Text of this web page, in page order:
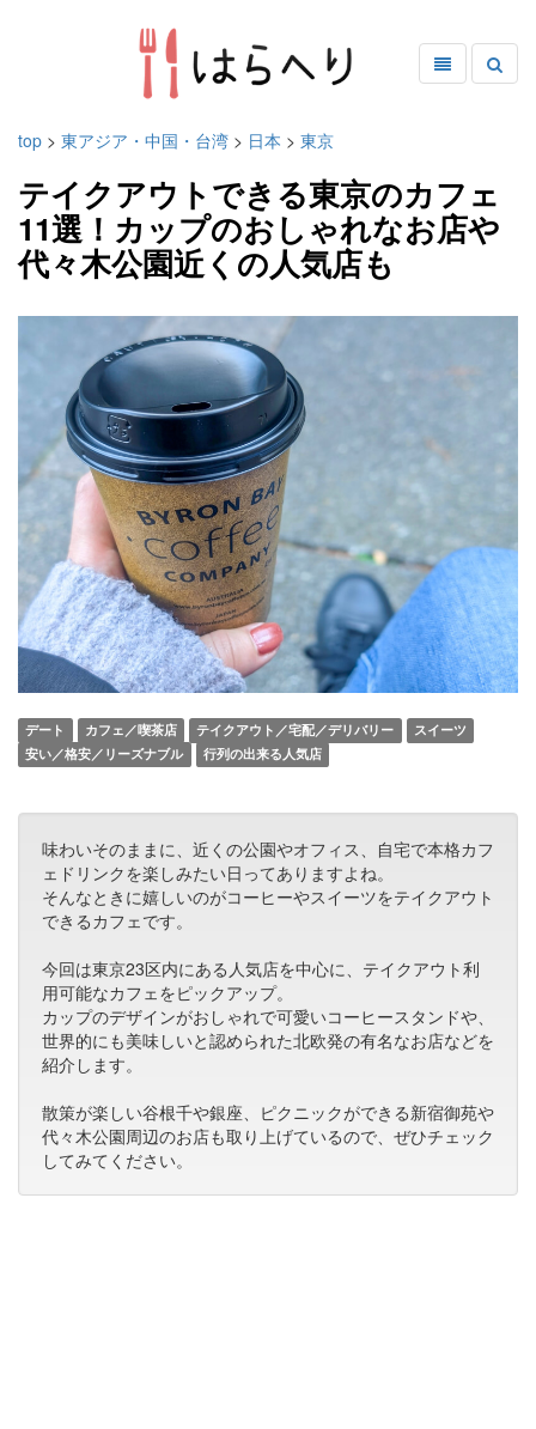
top > 東アジア・中国・台湾 > 日本 > 東京
テイクアウトできる東京のカフェ
11選！カップのおしゃれなお店や
代々木公園近くの人気店も
デート カフェ／喫茶店 テイクアウト／宅配／デリバリー
スイーツ
安い／格安／リーズナブル
行列の出来る人気店
味わいそのままに、近くの公園やオフィス、自宅で本格カフ
ェドリンクを楽しみたい日ってありますよね。
そんなときに嬉しいのがコーヒーやスイーツをテイクアウト
できるカフェです。
今回は東京23区内にある人気店を中心に、テイクアウト利
用可能なカフェをピックアップ。
カップのデザインがおしゃれで可愛いコーヒースタンドや、
世界的にも美味しいと認められた北欧発の有名なお店などを
紹介します。
散策が楽しい谷根千や銀座、ピクニックができる新宿御苑や
代々木公園周辺のお店も取り上げているので、ぜひチェック
してみてください。